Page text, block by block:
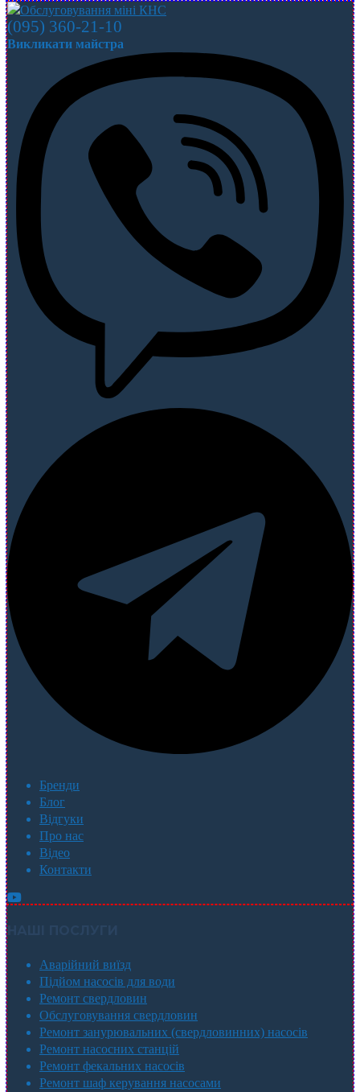
(095) 360-21-10
Викликати майстра
Бренди
Блог
Відгуки
Про нас
Відео
Контакти
Аварійний виїзд
Підйом насосів для води
Ремонт свердловин
Обслуговування свердловин
Ремонт занурювальних (свердловинних) насосів
Ремонт насосних станцій
Ремонт фекальних насосів
Ремонт шаф керування насосами